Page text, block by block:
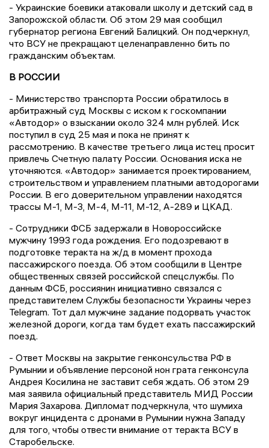
- Украинские боевики атаковали школу и детский сад в
Запорожской области. Об этом 29 мая сообщил
губернатор региона Евгений Балицкий. Он подчеркнул,
что ВСУ не прекращают целенаправленно бить по
гражданским объектам.
В РОССИИ
- Министерство транспорта России обратилось в
арбитражный суд Москвы с иском к госкомпании
«Автодор» о взыскании около 324 млн рублей. Иск
поступил в суд 25 мая и пока не принят к
рассмотрению. В качестве третьего лица истец просит
привлечь Счетную палату России. Основания иска не
уточняются. «Автодор» занимается проектированием,
строительством и управлением платными автодорогами
России. В его доверительном управлении находятся
трассы М-1, М-3, М-4, М-11, М-12, А-289 и ЦКАД.
- Сотрудники ФСБ задержали в Новороссийске
мужчину 1993 года рождения. Его подозревают в
подготовке теракта на ж/д в момент прохода
пассажирского поезда. Об этом сообщили в Центре
общественных связей российской спецслужбы. По
данным ФСБ, россиянин инициативно связался с
представителем Службы безопасности Украины через
Telegram. Тот дал мужчине задание подорвать участок
железной дороги, когда там будет ехать пассажирский
поезд.
- Ответ Москвы на закрытие генконсульства РФ в
Румынии и объявление персоной нон грата генконсула
Андрея Косилина не заставит себя ждать. Об этом 29
мая заявила официальный представитель МИД России
Мария Захарова. Дипломат подчеркнула, что шумиха
вокруг инцидента с дронами в Румынии нужна Западу
для того, чтобы отвести внимание от теракта ВСУ в
Старобельске.